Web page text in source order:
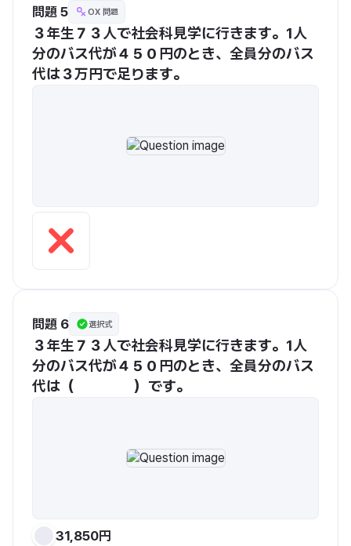
問題 5 OX 問題
３年生７３人で社会科見学に行きます。1人
分のバス代が４５０円のとき、全員分のバス
代は３万円で足ります。
問題 6 選択式
３年生７３人で社会科見学に行きます。1人
分のバス代が４５０円のとき、全員分のバス
代は（　　　　）です。
31,850円